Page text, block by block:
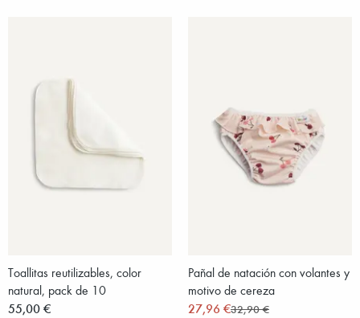
Toallitas reutilizables, color
natural, pack de 10
55,00 €
Pañal de natación con volantes y
motivo de cereza
27,96 €32,90 €